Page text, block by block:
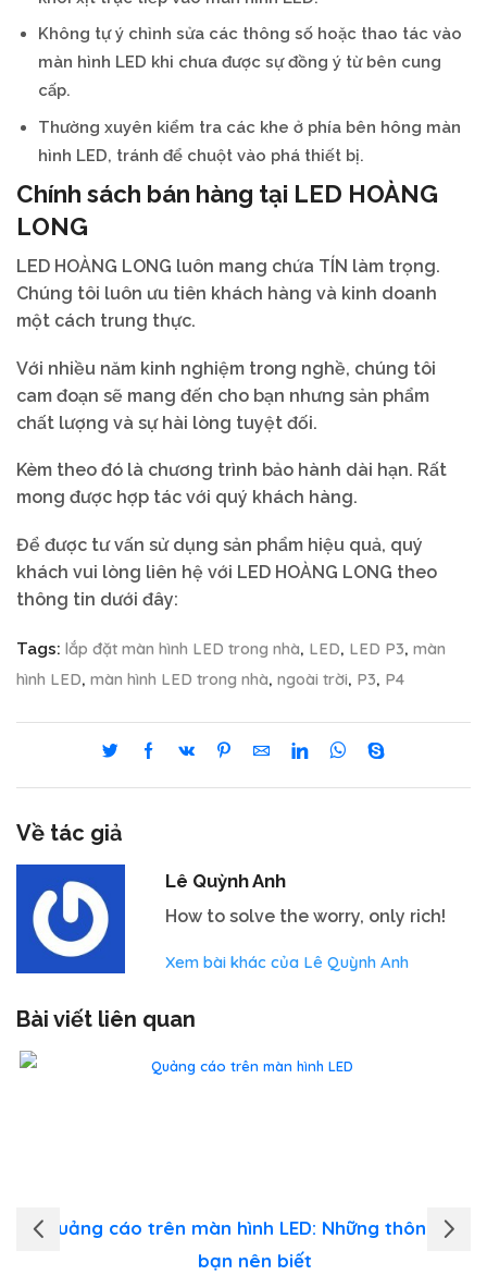
Không tự ý chỉnh sửa các thông số hoặc thao tác vào
màn hình LED khi chưa được sự đồng ý từ bên cung
cấp.
Thường xuyên kiểm tra các khe ở phía bên hông màn
hình LED, tránh để chuột vào phá thiết bị.
Chính sách bán hàng tại LED HOÀNG
LONG
LED HOÀNG LONG luôn mang chứa TÍN làm trọng.
Chúng tôi luôn ưu tiên khách hàng và kinh doanh
một cách trung thực.
Với nhiều năm kinh nghiệm trong nghề, chúng tôi
cam đoạn sẽ mang đến cho bạn nhưng sản phẩm
chất lượng và sự hài lòng tuyệt đối.
Kèm theo đó là chương trình bảo hành dài hạn. Rất
mong được hợp tác với quý khách hàng.
Để được tư vấn sử dụng sản phẩm hiệu quả, quý
khách vui lòng liên hệ với LED HOÀNG LONG theo
thông tin dưới đây:
Tags: lắp đặt màn hình LED trong nhà, LED, LED P3, màn
hình LED, màn hình LED trong nhà, ngoài trời, P3, P4
Về tác giả
Lê Quỳnh Anh
How to solve the worry, only rich!
Xem bài khác của Lê Quỳnh Anh
Bài viết liên quan
Quảng cáo trên màn hình LED: Những thông tin
bạn nên biết